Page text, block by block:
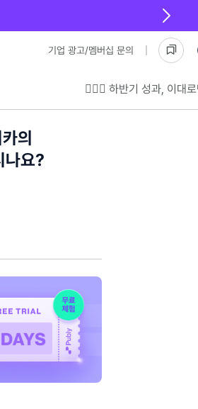
기업 광고/멤버십 문의
💁🏻‍♂️ 하반기 성과, 이대
의
나요?